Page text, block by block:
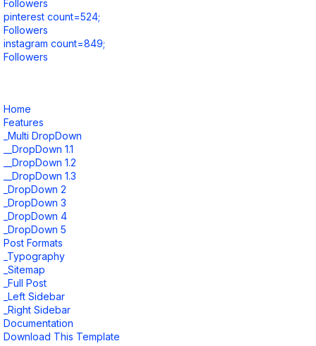
Followers
pinterest count=524;
Followers
instagram count=849;
Followers
Home
Features
_Multi DropDown
__DropDown 1.1
__DropDown 1.2
__DropDown 1.3
_DropDown 2
_DropDown 3
_DropDown 4
_DropDown 5
Post Formats
_Typography
_Sitemap
_Full Post
_Left Sidebar
_Right Sidebar
Documentation
Download This Template